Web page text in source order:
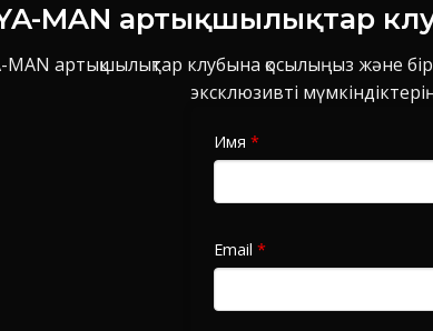
MAN артықшылықтар
MAN артықшылықтар клубына қосылыңыз және
эксклюзивті
Имя *
Email *